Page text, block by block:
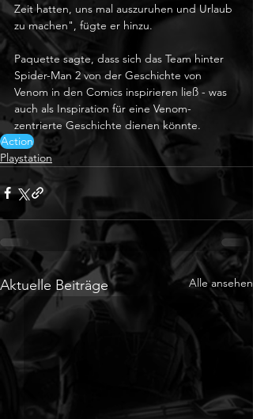
Zeit hatten, uns mal auszuruhen und Urlaub
zu machen", fügte er hinzu.
Paquette sagte, dass sich das Team hinter
Spider-Man 2 von der Geschichte von
Venom in den Comics inspirieren ließ - was
auch als Inspiration für eine Venom-
zentrierte Geschichte dienen könnte.
Action
Playstation
Aktuelle Beiträge Alle ansehen